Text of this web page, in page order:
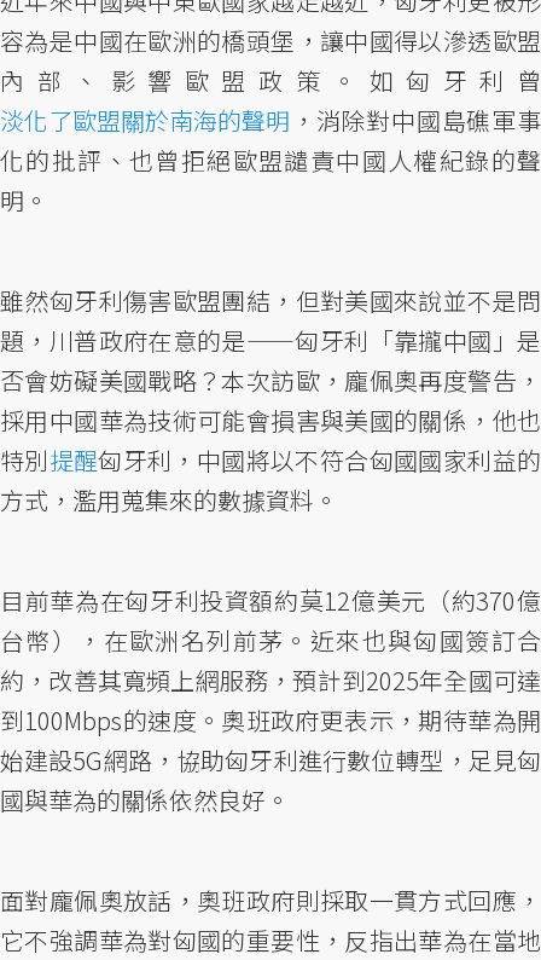
容為是中國在歐洲的橋頭堡，讓中國得以滲透歐盟
內部、影響歐盟政策。如匈牙利曾
淡化了歐盟關於南海的聲明 ，消除對中國島礁軍事
化的批評、也曾拒絕歐盟譴責中國人權紀錄的聲
明。
雖然匈牙利傷害歐盟團結，但對美國來說並不是問
題，川普政府在意的是——匈牙利「靠攏中國」是
否會妨礙美國戰略？本次訪歐，龐佩奧再度警告，
採用中國華為技術可能會損害與美國的關係，他也
特別提醒匈牙利，中國將以不符合匈國國家利益的
方式，濫用蒐集來的數據資料。
目前華為在匈牙利投資額約莫12億美元（約370億
台幣），在歐洲名列前茅。近來也與匈國簽訂合
約，改善其寬頻上網服務，預計到2025年全國可達
到100Mbps的速度。奧班政府更表示，期待華為開
始建設5G網路，協助匈牙利進行數位轉型，足見匈
國與華為的關係依然良好。
面對龐佩奧放話，奧班政府則採取一貫方式回應，
它不強調華為對匈國的重要性，反指出華為在當地